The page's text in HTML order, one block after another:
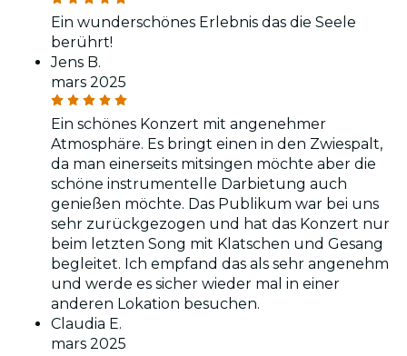
Ein wunderschönes Erlebnis das die Seele
berührt!
Jens B.
mars 2025
Ein schönes Konzert mit angenehmer
Atmosphäre. Es bringt einen in den Zwiespalt,
da man einerseits mitsingen möchte aber die
schöne instrumentelle Darbietung auch
genießen möchte. Das Publikum war bei uns
sehr zurückgezogen und hat das Konzert nur
beim letzten Song mit Klatschen und Gesang
begleitet. Ich empfand das als sehr angenehm
und werde es sicher wieder mal in einer
anderen Lokation besuchen.
Claudia E.
mars 2025